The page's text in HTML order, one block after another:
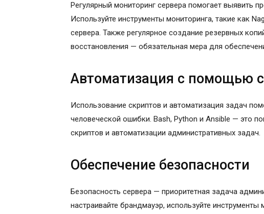
Регулярный мониторинг сервера помогает выявить
Используйте инструменты мониторинга, такие как
сервера. Также регулярное создание резервных
восстановления — обязательная мера для
Автоматизация с помощью
Использование скриптов и автоматизация задач
человеческой ошибки. Bash, Python и Ansible — это
скриптов и автоматизации административных задач.
Обеспечение безопасности
Безопасность сервера — приоритетная задача
настраивайте брандмауэр, используйте